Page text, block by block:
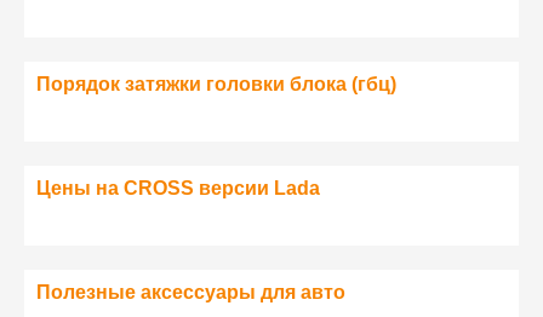
Порядок затяжки головки блока (гбц)
Цены на CROSS версии Lada
Полезные аксессуары для авто